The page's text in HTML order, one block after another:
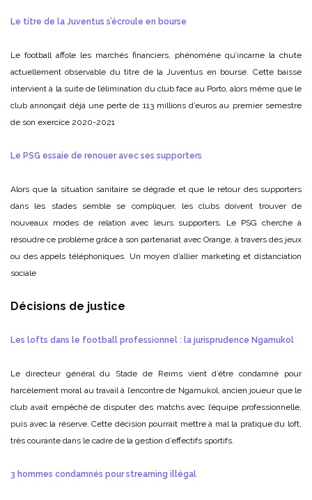
Le titre de la Juventus s’écroule en bourse
Le football affole les marchés financiers, phénomène qu’incarne la chute
actuellement observable du titre de la Juventus en bourse. Cette baisse
intervient à la suite de l’élimination du club face au Porto, alors même que le
club annonçait déjà une perte de 113 millions d’euros au premier semestre
de son exercice 2020-2021
Le PSG essaie de renouer avec ses supporters
Alors que la situation sanitaire se dégrade et que le retour des supporters
dans les stades semble se compliquer, les clubs doivent trouver de
nouveaux modes de relation avec leurs supporters. Le PSG cherche à
résoudre ce problème grâce à son partenariat avec Orange, à travers des jeux
ou des appels téléphoniques. Un moyen d’allier marketing et distanciation
sociale
Décisions de justice
Les lofts dans le football professionnel : la jurisprudence Ngamukol
Le directeur général du Stade de Reims vient d’être condamné pour
harcèlement moral au travail à l’encontre de Ngamukol, ancien joueur que le
club avait empêché de disputer des matchs avec l’équipe professionnelle,
puis avec la réserve. Cette décision pourrait mettre à mal la pratique du loft,
très courante dans le cadre de la gestion d’effectifs sportifs.
3 hommes condamnés pour streaming illégal